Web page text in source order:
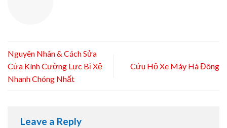
Nguyên Nhân & Cách Sửa
Cửa Kính Cường Lực Bị Xệ
Nhanh Chóng Nhất
Cứu Hộ Xe Máy Hà Đông
Leave a Reply